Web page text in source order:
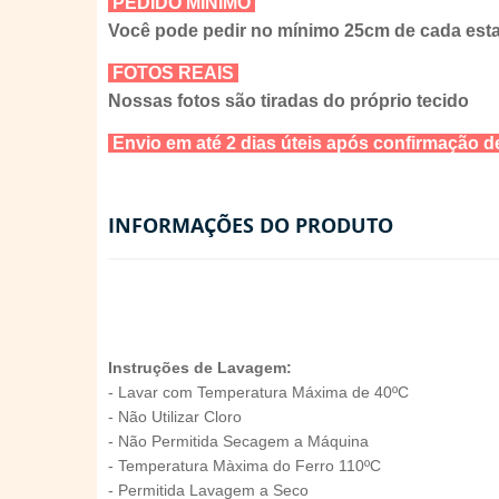
Você pode pedir no mínimo 25cm de cada
FOTOS REAIS
Nossas fotos são tiradas do próprio tecido
Envio em até 2 dias úteis após confirmação
INFORMAÇÕES DO PRODUTO
Instruções de Lavagem:
- Lavar com Temperatura Máxima de 40ºC
- Não Utilizar Cloro
- Não Permitida Secagem a Máquina
- Temperatura Màxima do Ferro 110ºC
- Permitida Lavagem a Seco